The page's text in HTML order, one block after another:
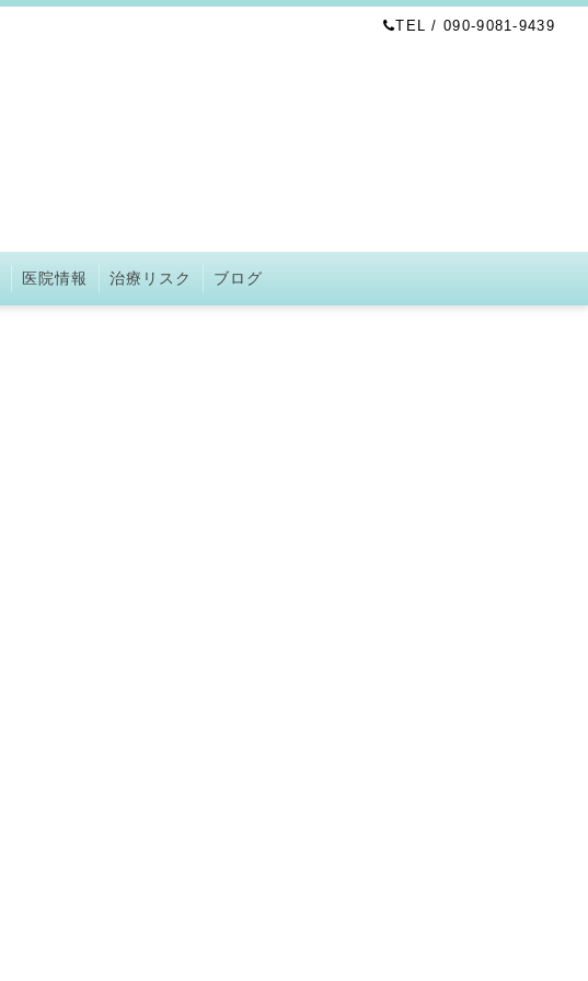
TEL / 090-9081-9439
医院情報 治療リスク ブログ